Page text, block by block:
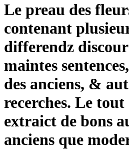
Le preau des
contenant
differendz
maintes
des anciens, &
recerches. Le
extraict de bons
anciens que